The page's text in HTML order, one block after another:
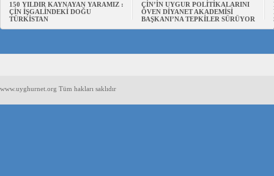
150 YILDIR KAYNAYAN YARAMIZ :
ÇİN İŞGALİNDEKİ DOĞU
TÜRKİSTAN
ÇİN’İN UYGUR POLİTİKALARINI
ÖVEN DİYANET AKADEMİSİ
BAŞKANI’NA TEPKİLER SÜRÜYOR
www.uyghurnet.org Tüm hakları saklıdır